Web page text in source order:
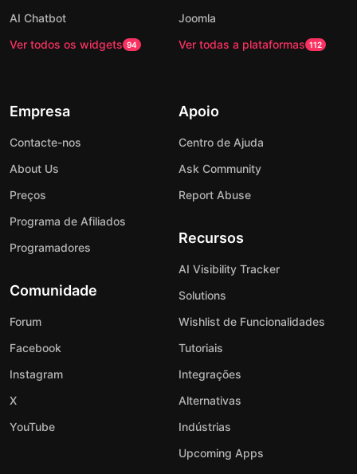
AI Chatbot
Ver todos os widgets 94
Joomla
Ver todas a plataformas 112
Empresa
Contacte-nos
About Us
Preços
Programa de Afiliados
Programadores
Comunidade
Forum
Facebook
Instagram
X
YouTube
Apoio
Centro de Ajuda
Ask Community
Report Abuse
Recursos
AI Visibility Tracker
Solutions
Wishlist de Funcionalidades
Tutoriais
Integrações
Alternativas
Indústrias
Upcoming Apps